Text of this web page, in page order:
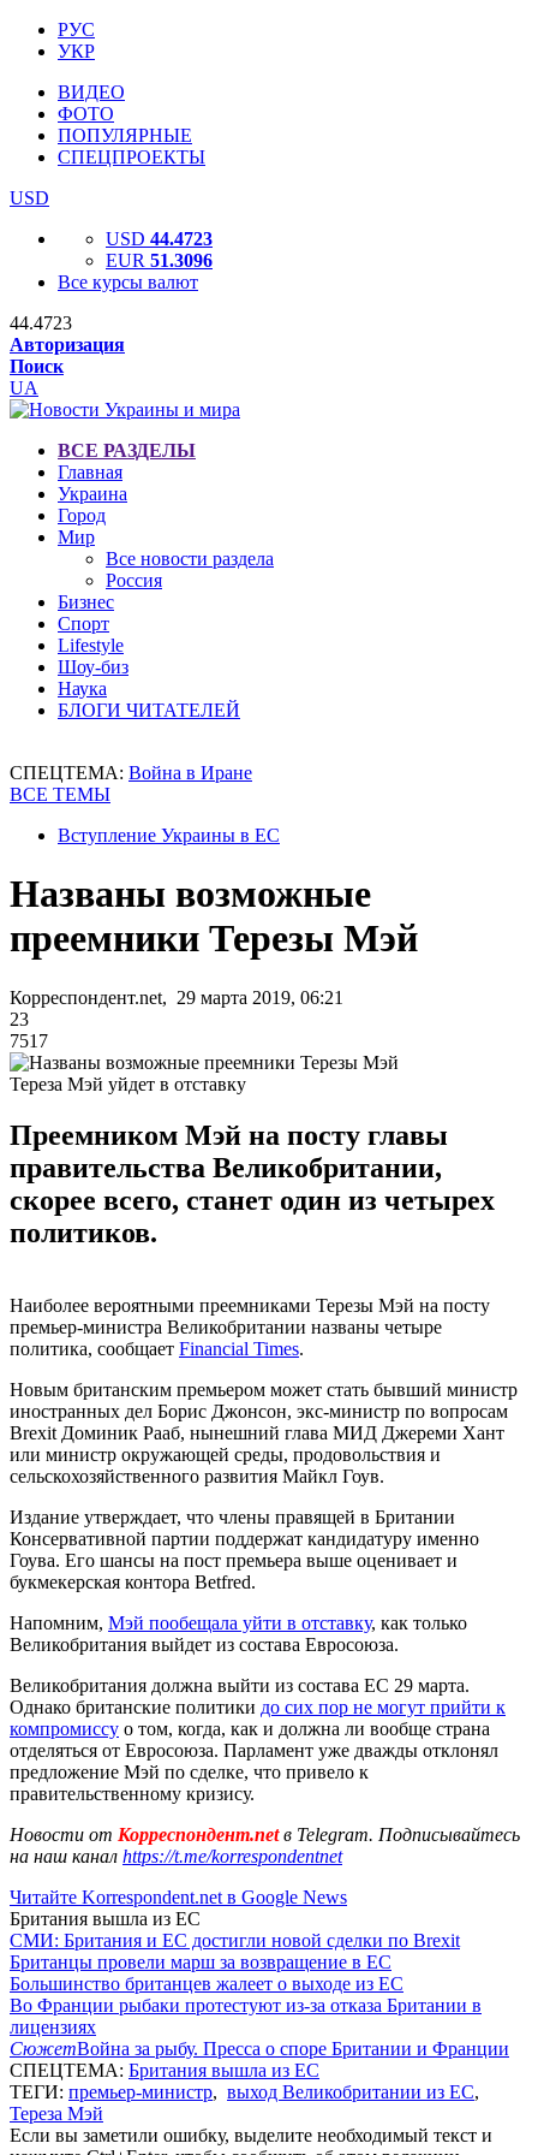
РУС
УКР
ВИДЕО
ФОТО
ПОПУЛЯРНЫЕ
СПЕЦПРОЕКТЫ
USD
USD 44.4723
EUR 51.3096
Все курсы валют
44.4723
Авторизация
Поиск
UA
ВСЕ РАЗДЕЛЫ
Главная
Украина
Город
Мир
Все новости раздела
Россия
Бизнес
Спорт
Lifestyle
Шоу-биз
Наука
БЛОГИ ЧИТАТЕЛЕЙ
СПЕЦТЕМА: Война в Иране
ВСЕ ТЕМЫ
Вступление Украины в ЕС
Названы возможные
преемники Терезы Мэй
Корреспондент.net, 29 марта 2019, 06:21
23
7517
Тереза Мэй уйдет в отставку
Преемником Мэй на посту главы
правительства Великобритании,
скорее всего, станет один из четырех
политиков.
Наиболее вероятными преемниками Терезы Мэй на посту
премьер-министра Великобритании названы четыре
политика, сообщает Financial Times.
Новым британским премьером может стать бывший министр
иностранных дел Борис Джонсон, экс-министр по вопросам
Brexit Доминик Рааб, нынешний глава МИД Джереми Хант
или министр окружающей среды, продовольствия и
сельскохозяйственного развития Майкл Гоув.
Издание утверждает, что члены правящей в Британии
Консервативной партии поддержат кандидатуру именно
Гоува. Его шансы на пост премьера выше оценивает и
букмекерская контора Betfred.
Напомним, Мэй пообещала уйти в отставку, как только
Великобритания выйдет из состава Евросоюза.
Великобритания должна выйти из состава ЕС 29 марта.
Однако британские политики до сих пор не могут прийти к
компромиссу о том, когда, как и должна ли вообще страна
отделяться от Евросоюза. Парламент уже дважды отклонял
предложение Мэй по сделке, что привело к
правительственному кризису.
Новости от Корреспондент.netв Telegram. Подписывайтесь
на наш канал https://t.me/korrespondentnet
Читайте Korrespondent.net в Google News
Британия вышла из ЕС
СМИ: Британия и ЕС достигли новой сделки по Brexit
Британцы провели марш за возвращение в ЕС
Большинство британцев жалеет о выходе из ЕС
Во Франции рыбаки протестуют из-за отказа Британии в
лицензиях
СюжетВойна за рыбу. Пресса о споре Британии и Франции
СПЕЦТЕМА: Британия вышла из ЕС
ТЕГИ: премьер-министр, выход Великобритании из ЕС,
Тереза Мэй
Если вы заметили ошибку, выделите необходимый текст и